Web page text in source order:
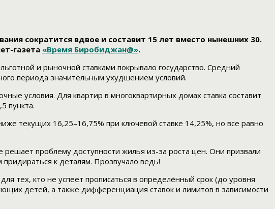
сократится вдвое и составит 15 лет вместо нынешних 30.
газета «Время Биробиджан@».
и рыночной ставками покрывало государство. Средний
периода значительным ухудшением условий.
условия. Для квартир в многоквартирных домах ставка составит
пункта.
текущих 16,25–16,75% при ключевой ставке 14,25%, но все равно
проблему доступности жилья из-за роста цен. Они призвали
к деталям. Прозвучало ведь!
тех, кто не успеет прописаться в определённый срок (до уровня
детей, а также дифференциация ставок и лимитов в зависимости